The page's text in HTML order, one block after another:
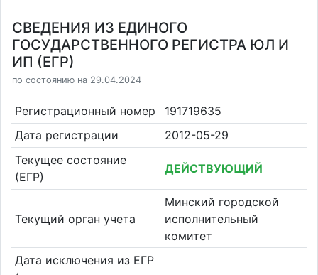
СВЕДЕНИЯ ИЗ ЕДИНОГО
ГОСУДАРСТВЕННОГО РЕГИСТРА ЮЛ И
ИП (ЕГР)
по состоянию на 29.04.2024
Регистрационный номер
191719635
Дата регистрации
2012-05-29
Текущее состояние
(ЕГР)
ДЕЙСТВУЮЩИЙ
Текущий орган учета
Минский городской
исполнительный
комитет
Дата исключения из ЕГР